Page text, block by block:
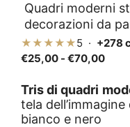
Quadri moderni
decorazioni da
★★★★★5 · +278
€25,00 - €70,00
da
Tris di quadri
tela
bianco e nero